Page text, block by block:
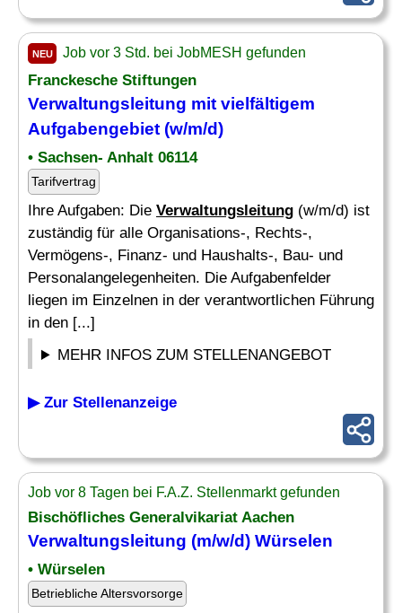
NEU Job vor 3 Std. bei JobMESH gefunden
Franckesche Stiftungen
Verwaltungsleitung mit vielfältigem
Aufgabengebiet (w/m/d)
• Sachsen- Anhalt 06114
Tarifvertrag
Ihre Aufgaben: Die Verwaltungsleitung (w/m/d) ist
zuständig für alle Organisations-, Rechts-,
Vermögens-, Finanz- und Haushalts-, Bau- und
Personalangelegenheiten. Die Aufgabenfelder
liegen im Einzelnen in der verantwortlichen Führung
in den [...]
MEHR INFOS ZUM STELLENANGEBOT
▶ Zur Stellenanzeige
Job vor 8 Tagen bei F.A.Z. Stellenmarkt gefunden
Bischöfliches Generalvikariat Aachen
Verwaltungsleitung (m/w/d) Würselen
• Würselen
Betriebliche Altersvorsorge